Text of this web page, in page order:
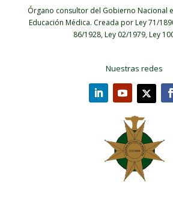
Órgano consultor del Gobierno Nacional
Educación Médica. Creada por Ley 71/
86/1928, Ley 02/1979, Ley
Nuestras redes